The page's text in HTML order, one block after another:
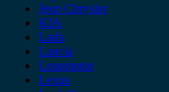
Jeep Chrysler
KIA
Lada
Lancia
Leapmotor
Lexus